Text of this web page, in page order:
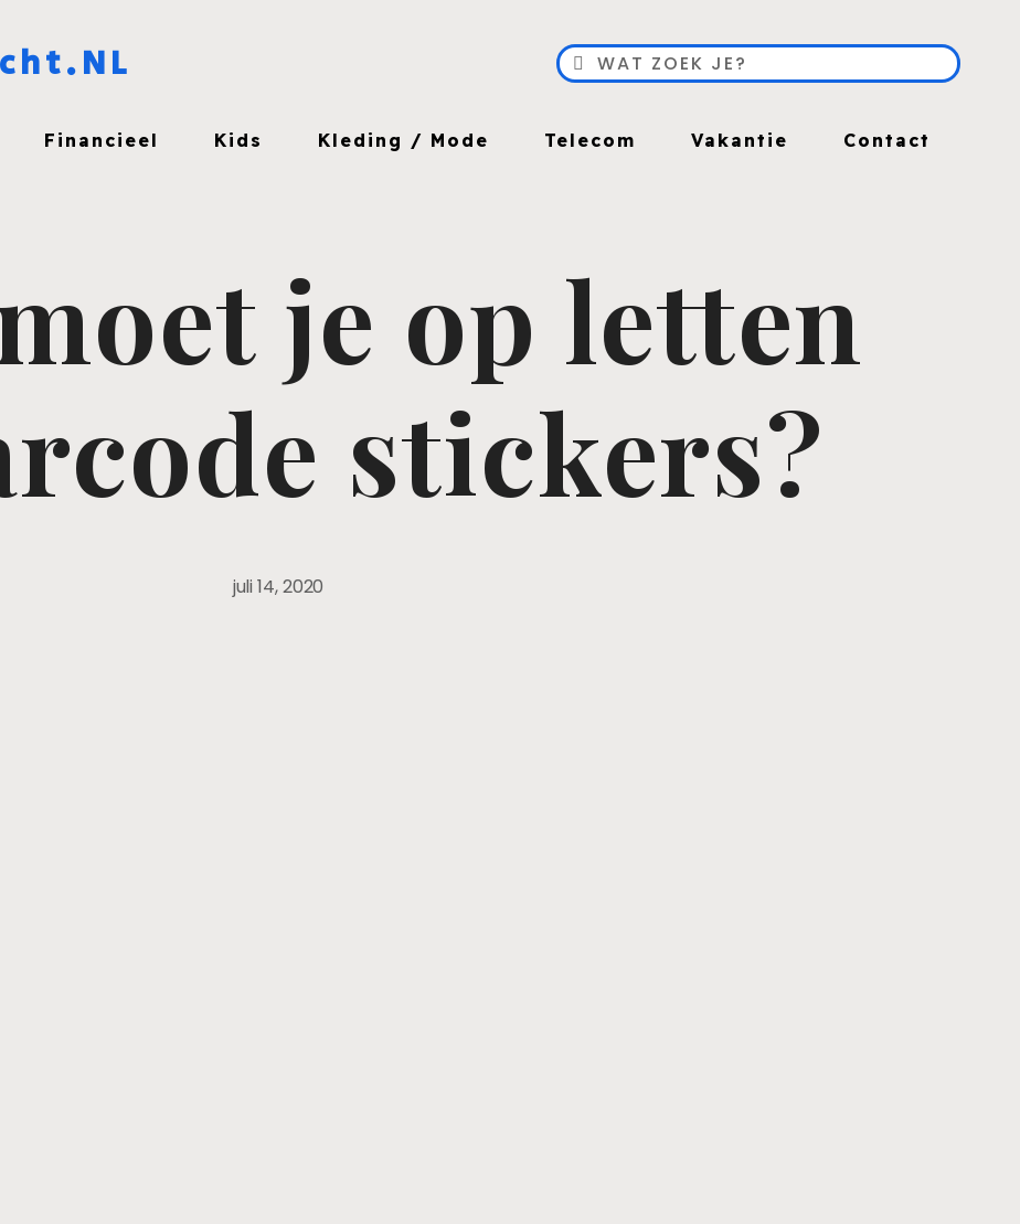
Financieel Kids Kleding / Mode Telecom Vakantie Contact
je op letten
stickers?
juli 14, 2020